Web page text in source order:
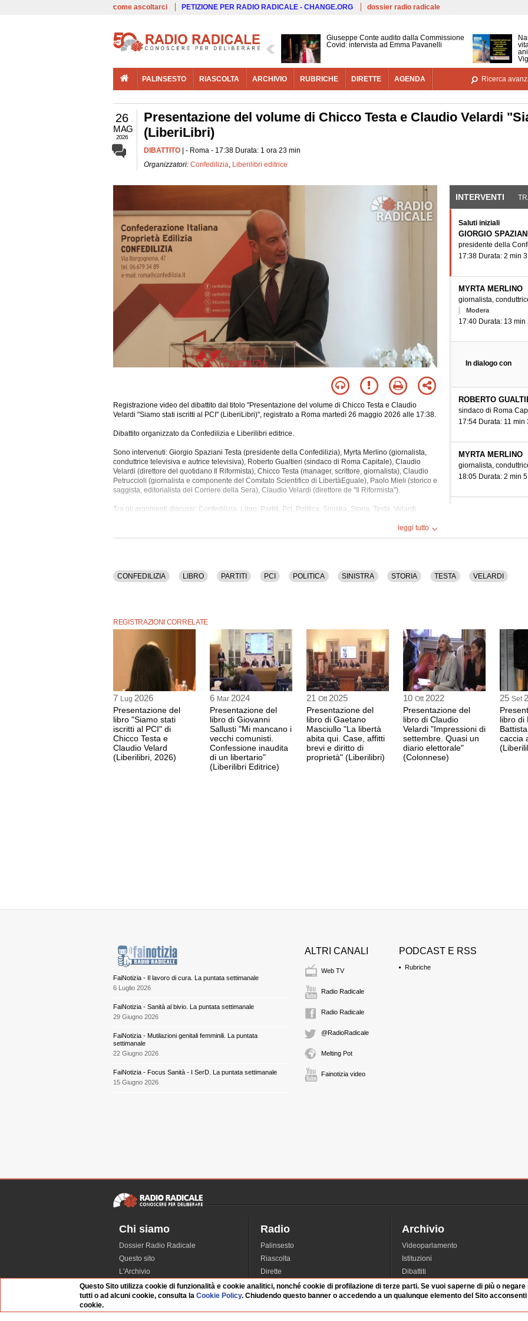
Salta al contenuto principale
come ascoltarci PETIZIONE PER RADIO RADICALE - CHANGE.ORG dossier radio radicale
Giuseppe Conte audito dalla Commissione
Covid: intervista ad Emma Pavanelli
PALINSESTO RIASCOLTA ARCHIVIO RUBRICHE DIRETTE AGENDA Ricerca
26
MAG
2026
Presentazione del volume di Chicco Testa e Claudio Velardi
(LiberiLibri)
DIBATTITO | - Roma - 17:38 Durata: 1 ora 23 min
Organizzatori: Confedilizia, Liberilibri editrice
Registrazione video del dibattito dal titolo "Presentazione del volume di Chicco Testa e Claudio
Velardi "Siamo stati iscritti al PCI" (LiberiLibri)", registrato a Roma martedì 26 maggio 2026 alle 17:38.
Dibattito organizzato da Confedilizia e Liberilibri editrice.
Sono intervenuti: Giorgio Spaziani Testa (presidente della Confedilizia), Myrta Merlino (giornalista,
conduttrice televisiva e autrice televisiva), Roberto Gualtieri (sindaco di Roma Capitale), Claudio
Velardi (direttore del quotidano Il Riformista), Chicco Testa (manager, scrittore, giornalista), Claudio
Petruccioli (giornalista e componente del Comitato Scientifico di LibertàEguale), Paolo Mieli (storico e
saggista, editorialista del Corriere della Sera), Claudio Velardi (direttore de "Il Riformista").
Tra gli argomenti discussi: Confedilizia, Libro, Partiti, Pci, Politica, Sinistra, Storia, Testa, Velardi.
leggi tutto
INTERVENTI
Saluti iniziali
GIORGIO
presidente della
17:38 Durata: 2 min
MYRTA MERLINO
giornalista,
Modera
17:40 Durata: 13 min
In dialogo con
ROBERTO
sindaco di Roma
17:54 Durata: 11 min
MYRTA MERLINO
giornalista,
18:05 Durata: 2 min
CHICCO TESTA
MYRTA MERLINO
giornalista,
18:16 Durata: 2 min
CLAUDIO
giornalista e
18:18 Durata: 9 min
PAOLO MIELI
CONFEDILIZIA LIBRO PARTITI PCI POLITICA SINISTRA STORIA TESTA VELARDI
REGISTRAZIONI CORRELATE
7 Lug 2026
Presentazione del
libro "Siamo stati
iscritti al PCI" di
Chicco Testa e
Claudio Velard
(Liberilibri, 2026)
6 Mar 2024
Presentazione del
libro di Giovanni
Sallusti "Mi mancano i
vecchi comunisti.
Confessione inaudita
di un libertario"
(Liberilibri Editrice)
21 Ott 2025
Presentazione del
libro di Gaetano
Masciullo "La libertà
abita qui. Case, affitti
brevi e diritto di
proprietà" (Liberilibri)
10 Ott 2022
Presentazione del
libro di Claudio
Velardi "Impressioni di
settembre. Quasi un
diario elettorale"
(Colonnese)
25 Set
libro di
caccia
FaiNotizia - Il lavoro di cura. La puntata settimanale
6 Luglio 2026
FaiNotizia - Sanità al bivio. La puntata settimanale
29 Giugno 2026
FaiNotizia - Mutilazioni genitali femminili. La puntata
settimanale
22 Giugno 2026
FaiNotizia - Focus Sanità - I SerD. La puntata settimanale
15 Giugno 2026
ALTRI CANALI
Web TV
Radio Radicale
Radio Radicale
@RadioRadicale
Melting Pot
Fainotizia video
PODCAST E RSS
Rubriche
Chi siamo
Dossier Radio Radicale
Questo sito
L'Archivio
Redazione
La musica da Requiem
Infrastruttura informatica
Radio
Palinsesto
Riascolta
Dirette
Rubriche
Interviste
Statistiche audio/video
Archivio
Videoparlamento
Istituzioni
Dibattiti
Manifestazioni
Radicali
Questo Sito utilizza cookie di funzionalità e cookie analitici, nonché cookie di profilazione di terze parti. Se vuoi saperne di più o
tutti o ad alcuni cookie, consulta laCookie Policy. Chiudendo questo banner o accedendo a un qualunque elemento del Sito
cookie.